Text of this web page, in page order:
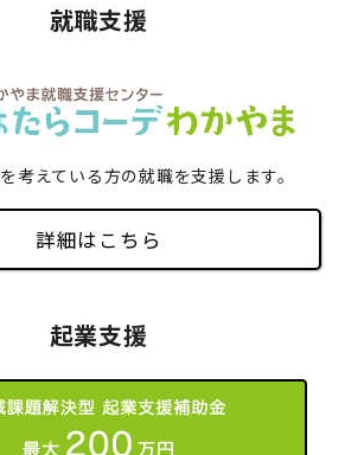
就職支援
考えている方の就職を支援します。
詳細はこちら
起業支援